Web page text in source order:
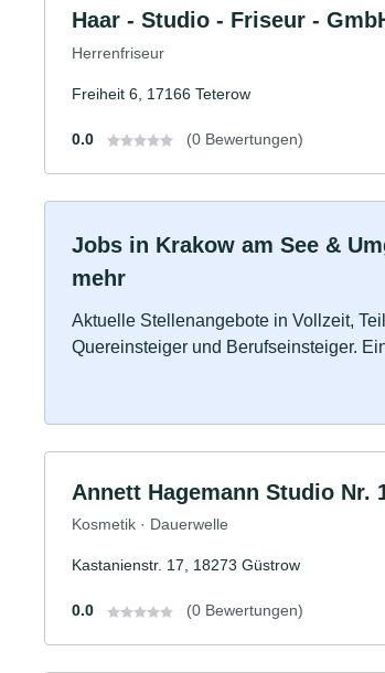
Haar - Studio - Friseur -
Herrenfriseur
Freiheit 6, 17166 Teterow
0.0 (0 Bewertungen)
Jobs in Krakow am See &
mehr
Aktuelle Stellenangebote in Vollzeit,
Quereinsteiger und Berufseinsteiger.
Annett Hagemann Studio Nr.
Kosmetik · Dauerwelle
Kastanienstr. 17, 18273 Güstrow
0.0 (0 Bewertungen)